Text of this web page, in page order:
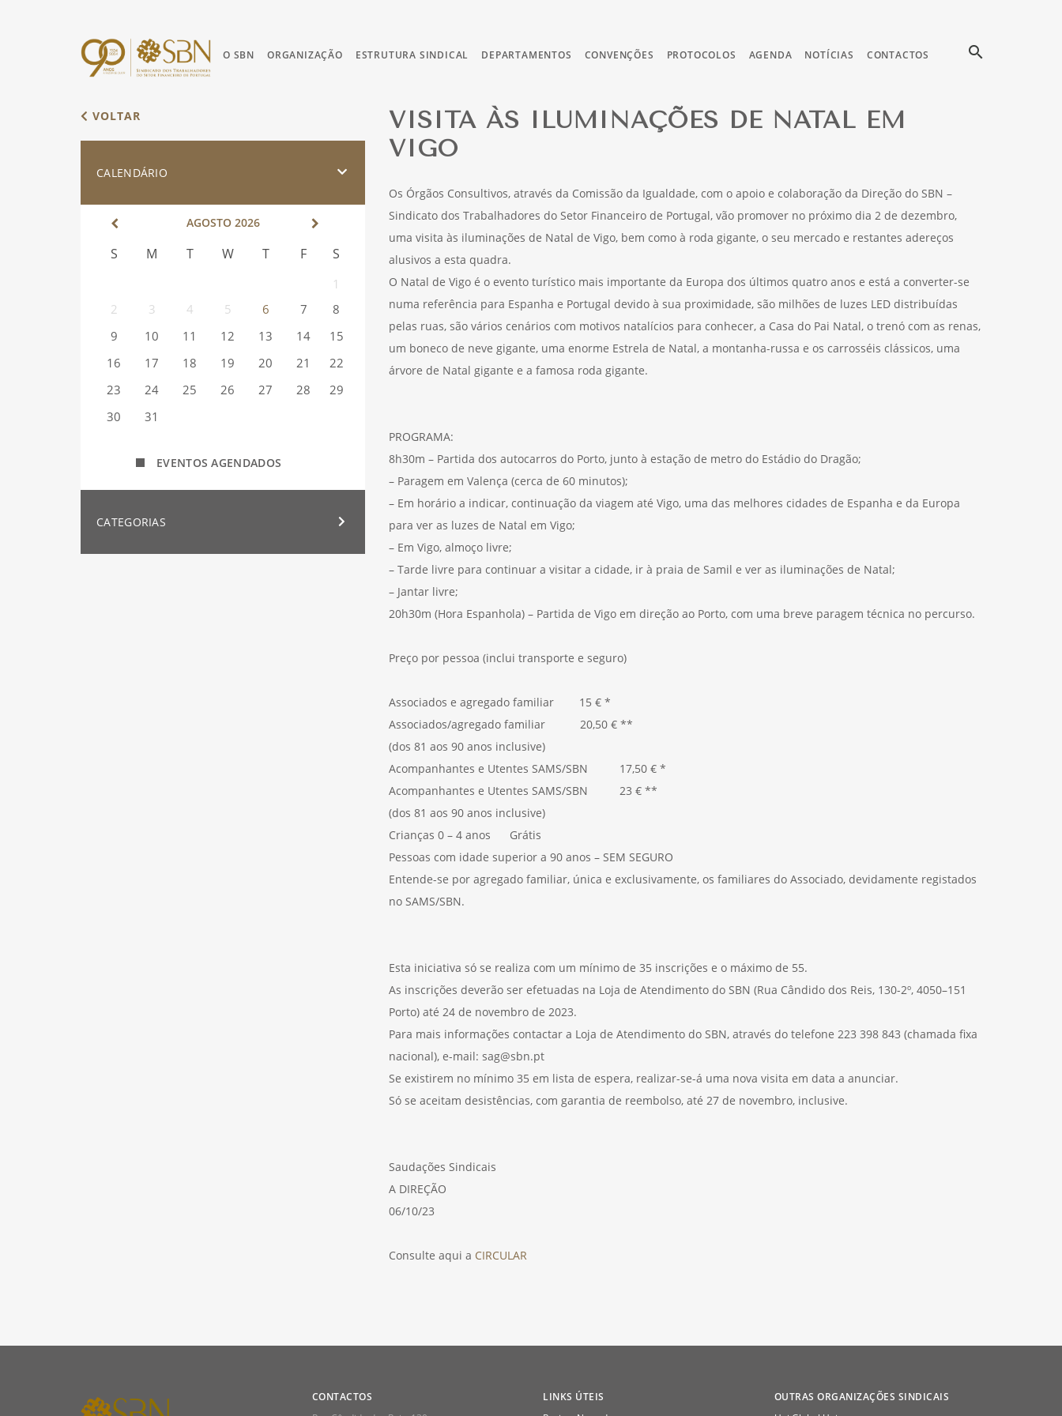
O SBN ORGANIZAÇÃO ESTRUTURA SINDICAL DEPARTAMENTOS CONVENÇÕES PROTOCOLOS AGENDA NOTÍCIAS CONTACTOS search
VOLTAR
CALENDÁRIO
AGOSTO 2026
S M T W T F S
1
2
3 4 5 6 7
8
9
10 11 12 13 14
15
16
17 18 19 20 21
22
23
24 25 26 27 28
29
30
31
EVENTOS AGENDADOS
CATEGORIAS
VISITA ÀS ILUMINAÇÕES DE NATAL EM
VIGO
Os Órgãos Consultivos, através da Comissão da Igualdade, com o apoio e colaboração da Direção do SBN –
Sindicato dos Trabalhadores do Setor Financeiro de Portugal, vão promover no próximo dia 2 de dezembro,
uma visita às iluminações de Natal de Vigo, bem como à roda gigante, o seu mercado e restantes adereços
alusivos a esta quadra.
O Natal de Vigo é o evento turístico mais importante da Europa dos últimos quatro anos e está a converter-se
numa referência para Espanha e Portugal devido à sua proximidade, são milhões de luzes LED distribuídas
pelas ruas, são vários cenários com motivos natalícios para conhecer, a Casa do Pai Natal, o trenó com as renas,
um boneco de neve gigante, uma enorme Estrela de Natal, a montanha-russa e os carrosséis clássicos, uma
árvore de Natal gigante e a famosa roda gigante.
PROGRAMA:
8h30m – Partida dos autocarros do Porto, junto à estação de metro do Estádio do Dragão;
– Paragem em Valença (cerca de 60 minutos);
– Em horário a indicar, continuação da viagem até Vigo, uma das melhores cidades de Espanha e da Europa
para ver as luzes de Natal em Vigo;
– Em Vigo, almoço livre;
– Tarde livre para continuar a visitar a cidade, ir à praia de Samil e ver as iluminações de Natal;
– Jantar livre;
20h30m (Hora Espanhola) – Partida de Vigo em direção ao Porto, com uma breve paragem técnica no percurso.
Preço por pessoa (inclui transporte e seguro)
Associados e agregado familiar 15 € *
Associados/agregado familiar 20,50 € **
(dos 81 aos 90 anos inclusive)
Acompanhantes e Utentes SAMS/SBN 17,50 € *
Acompanhantes e Utentes SAMS/SBN 23 € **
(dos 81 aos 90 anos inclusive)
Crianças 0 – 4 anos Grátis
Pessoas com idade superior a 90 anos – SEM SEGURO
Entende-se por agregado familiar, única e exclusivamente, os familiares do Associado, devidamente registados
no SAMS/SBN.
Esta iniciativa só se realiza com um mínimo de 35 inscrições e o máximo de 55.
As inscrições deverão ser efetuadas na Loja de Atendimento do SBN (Rua Cândido dos Reis, 130-2º, 4050–151
Porto) até 24 de novembro de 2023.
Para mais informações contactar a Loja de Atendimento do SBN, através do telefone 223 398 843 (chamada fixa
nacional), e-mail: sag@sbn.pt
Se existirem no mínimo 35 em lista de espera, realizar-se-á uma nova visita em data a anunciar.
Só se aceitam desistências, com garantia de reembolso, até 27 de novembro, inclusive.
Saudações Sindicais
A DIREÇÃO
06/10/23
Consulte aqui a CIRCULAR
CONTACTOS
LINKS ÚTEIS
OUTRAS ORGANIZAÇÕES SINDICAIS